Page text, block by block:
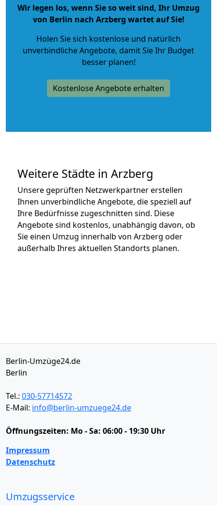
Wir legen los, wenn Sie so weit sind, Ihr Umzug
von Berlin nach Arzberg wartet auf Sie!
Holen Sie sich kostenlose und natürlich
unverbindliche Angebote, damit Sie Ihr Budget
besser planen!
Kostenlose Angebote erhalten
Weitere Städte in Arzberg
Unsere geprüften Netzwerkpartner erstellen
Ihnen unverbindliche Angebote, die speziell auf
Ihre Bedürfnisse zugeschnitten sind. Diese
Angebote sind kostenlos, unabhängig davon, ob
Sie einen Umzug innerhalb von Arzberg oder
außerhalb Ihres aktuellen Standorts planen.
Berlin-Umzüge24.de
Berlin
Tel.: 030-57714572
E-Mail: info@berlin-umzuege24.de
Öffnungszeiten: Mo - Sa: 06:00 - 19:30 Uhr
Impressum
Datenschutz
Umzugsservice